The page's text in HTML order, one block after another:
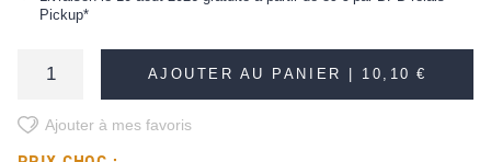
Pickup*
AJOUTER AU PANIER | 10,10 €
Ajouter à mes favoris